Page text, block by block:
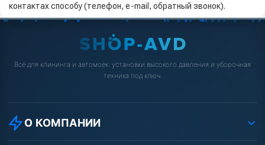
контактах способу (телефон, e-mail, обратный звонок).
Всё для клининга и автомоек: установки высокого давления и уборочная
техника под ключ.
О КОМПАНИИ
О компании